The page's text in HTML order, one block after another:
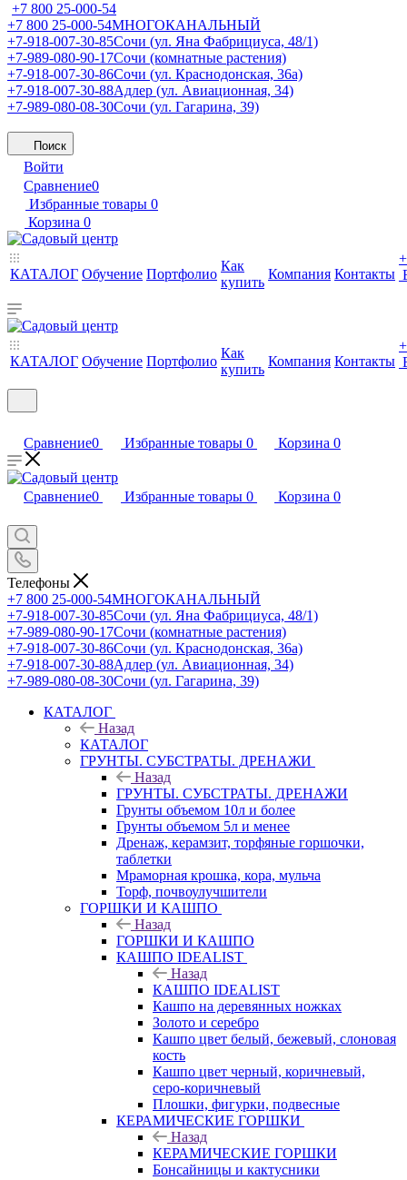
+7 800 25-000-54
+7 800 25-000-54МНОГОКАНАЛЬНЫЙ
+7-918-007-30-85Сочи (ул. Яна Фабрициуса, 48/1)
+7-989-080-90-17Сочи (комнатные растения)
+7-918-007-30-86Сочи (ул. Краснодонская, 36а)
+7-918-007-30-88Адлер (ул. Авиационная, 34)
+7-989-080-08-30Сочи (ул. Гагарина, 39)
Поиск
Войти
Сравнение0
Избранные товары 0
Корзина 0
КАТАЛОГ Обучение Портфолио
Как
купить
Компания Контакты
+
КАТАЛОГ Обучение Портфолио
Как
купить
Компания Контакты
+
Сравнение0 Избранные товары 0 Корзина 0
Сравнение0 Избранные товары 0 Корзина 0
Телефоны
+7 800 25-000-54МНОГОКАНАЛЬНЫЙ
+7-918-007-30-85Сочи (ул. Яна Фабрициуса, 48/1)
+7-989-080-90-17Сочи (комнатные растения)
+7-918-007-30-86Сочи (ул. Краснодонская, 36а)
+7-918-007-30-88Адлер (ул. Авиационная, 34)
+7-989-080-08-30Сочи (ул. Гагарина, 39)
КАТАЛОГ
Назад
КАТАЛОГ
ГРУНТЫ. СУБСТРАТЫ. ДРЕНАЖИ
Назад
ГРУНТЫ. СУБСТРАТЫ. ДРЕНАЖИ
Грунты объемом 10л и более
Грунты объемом 5л и менее
Дренаж, керамзит, торфяные горшочки,
таблетки
Мраморная крошка, кора, мульча
Торф, почвоулучшители
ГОРШКИ И КАШПО
Назад
ГОРШКИ И КАШПО
КАШПО IDEALIST
Назад
КАШПО IDEALIST
Кашпо на деревянных ножках
Золото и серебро
Кашпо цвет белый, бежевый, слоновая
кость
Кашпо цвет черный, коричневый,
серо-коричневый
Плошки, фигурки, подвесные
КЕРАМИЧЕСКИЕ ГОРШКИ
Назад
КЕРАМИЧЕСКИЕ ГОРШКИ
Бонсайницы и кактусники